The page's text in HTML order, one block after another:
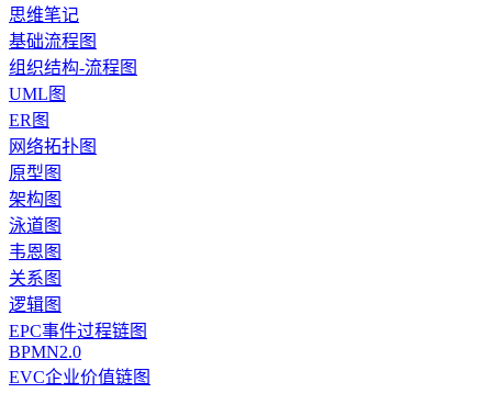
思维笔记
基础流程图
组织结构-流程图
UML图
ER图
网络拓扑图
原型图
架构图
泳道图
韦恩图
关系图
逻辑图
EPC事件过程链图
BPMN2.0
EVC企业价值链图